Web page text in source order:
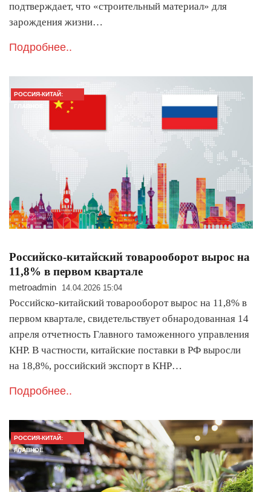
подтверждает, что «строительный материал» для
зарождения жизни…
Подробнее..
РОССИЯ-КИТАЙ:
ГЛАВНОЕ
Российско-китайский товарооборот вырос на
11,8% в первом квартале
metroadmin 14.04.2026 15:04
Российско-китайский товарооборот вырос на 11,8% в
первом квартале, свидетельствует обнародованная 14
апреля отчетность Главного таможенного управления
КНР. В частности, китайские поставки в РФ выросли
на 18,8%, российский экспорт в КНР…
Подробнее..
РОССИЯ-КИТАЙ:
ГЛАВНОЕ